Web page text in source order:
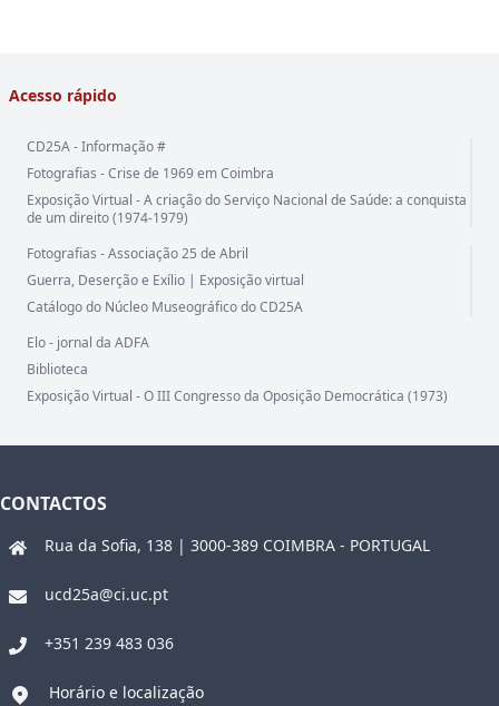
Acesso rápido
CD25A - Informação #
Fotografias - Crise de 1969 em Coimbra
Exposição Virtual - A criação do Serviço Nacional de Saúde: a conquista
de um direito (1974-1979)
Fotografias - Associação 25 de Abril
Guerra, Deserção e Exílio | Exposição virtual
Catálogo do Núcleo Museográfico do CD25A
Elo - jornal da ADFA
Biblioteca
Exposição Virtual - O III Congresso da Oposição Democrática (1973)
CONTACTOS
Rua da Sofia, 138 | 3000-389 COIMBRA - PORTUGAL
ucd25a@ci.uc.pt
+351 239 483 036
Horário e localização